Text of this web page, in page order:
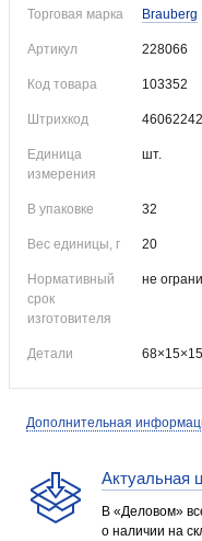
Торговая марка Brauberg
Артикул 228066
Код товара 103352
Штрихкод
Единица
измерения
шт.
В упаковке 32
Вес единицы, г 20
Нормативный
срок
изготовителя
не
Детали
Дополнительная
Актуальная
В «Деловом»
о наличии на